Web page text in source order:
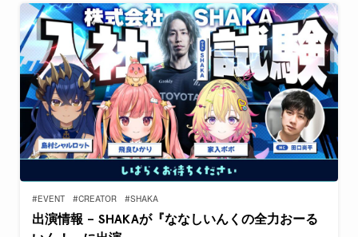
#EVENT #CREATOR #SHAKA
出演情報 – SHAKAが『ななしいんくの全力おーる